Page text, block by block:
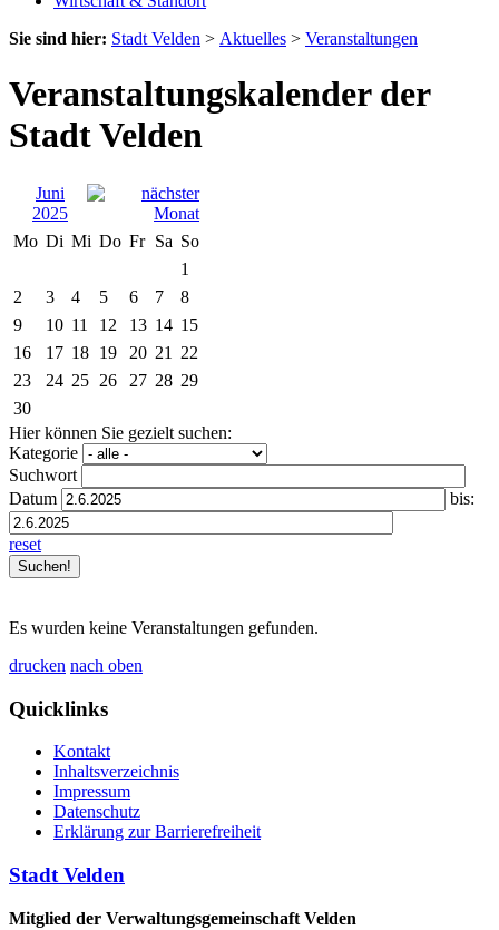
Sie sind hier: Stadt Velden > Aktuelles > Veranstaltungen
Veranstaltungskalender der
Stadt Velden
Juni
2025
Mo Di Mi Do Fr Sa So
1
2
3 4 5 6 7
8
9
10 11 12 13 14 15
16
17 18 19 20 21
22
23
24 25 26 27 28 29
30
Hier können Sie gezielt suchen:
Kategorie
Suchwort
Datum
bis:
reset
Es wurden keine Veranstaltungen gefunden.
drucken nach oben
Quicklinks
Kontakt
Inhaltsverzeichnis
Impressum
Datenschutz
Erklärung zur Barrierefreiheit
Stadt Velden
Mitglied der Verwaltungsgemeinschaft Velden